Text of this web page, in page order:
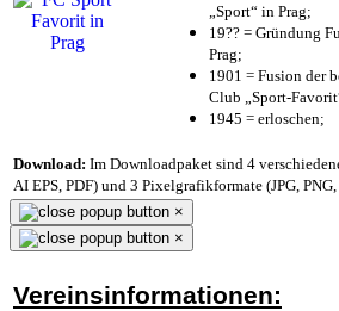
„Sport“ in Prag;
19?? = Gründung
Prag;
1901 = Fusion der
Club „Sport-
1945 = erloschen;
Download: Im Downloadpaket sind 4
AI EPS, PDF) und 3 Pixelgrafikformate (JPG,
×
×
Vereinsinformationen: